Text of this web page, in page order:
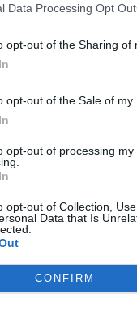
Data Processing Opt
opt-out of the Sharing of
opt-out of the Sale of my
opt-out of processing
opt-out of Collection,
Data that Is
CONFIRM
μας